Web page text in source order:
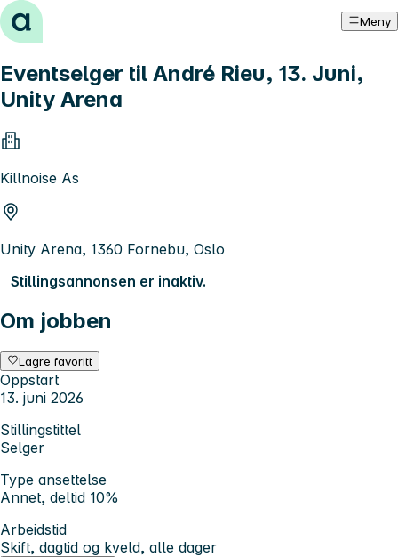
Hopp til innhold Meny
Eventselger til André Rieu, 13. Juni,
Unity Arena
Killnoise As
Unity Arena, 1360 Fornebu, Oslo
Stillingsannonsen er inaktiv.
Om jobben
Lagre favoritt
Oppstart
13. juni 2026
Stillingstittel
Selger
Type ansettelse
Annet, deltid 10%
Arbeidstid
Skift, dagtid og kveld, alle dager